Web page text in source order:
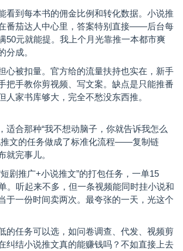
看到每本书的佣金比例和转化数据。小说推
番茄达人中心里，答案特别直接——后台每
50元就能提。我上个月光靠推一本都市爽
分成。
心被扣量。官方给的流量扶持也实在，新手
把手教你剪视频、写文案。缺点是只能推番
人家书库够大，完全不愁没东西推。
适合那种“我不想动脑子，你就告诉我怎么
推文的任务做成了标准化流程——复制链
就完事儿。
剧推广+小说推文”的打包任务，一单15
。听起来不多，但一条视频能同时挂小说和
于一份时间卖两次。最夸张的一天，光这个
的任务可以选，如问卷调查、代发、视频剪
纠结小说推文真的能赚钱吗？不如直接上去